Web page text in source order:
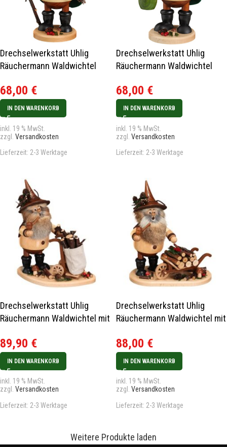
Drechselwerkstatt Uhlig
Räuchermann Waldwichtel
68,00 €
IN DEN WARENKORB
inkl. 19 % MwSt.
zzgl. Versandkosten
Lieferzeit: 2-3 Werktage
Drechselwerkstatt Uhlig
Räuchermann Waldwichtel
68,00 €
IN DEN WARENKORB
inkl. 19 % MwSt.
zzgl. Versandkosten
Lieferzeit: 2-3 Werktage
Drechselwerkstatt Uhlig
Räuchermann Waldwichtel mit
89,90 €
IN DEN WARENKORB
inkl. 19 % MwSt.
zzgl. Versandkosten
Lieferzeit: 2-3 Werktage
Drechselwerkstatt Uhlig
Räuchermann Waldwichtel mit
88,00 €
IN DEN WARENKORB
inkl. 19 % MwSt.
zzgl. Versandkosten
Lieferzeit: 2-3 Werktage
Weitere Produkte laden